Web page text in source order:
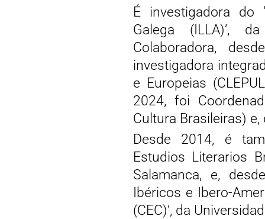
É investigadora do
Galega (ILLA)’,
Colaboradora,
investigadora
e Europeias
2024, foi
Cultura Brasileiras)
Desde 2014, é
Estudios Literarios
Salamanca, e,
Ibéricos e Ibero-
(CEC)’, da